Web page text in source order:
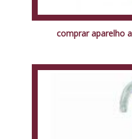
comprar aparelho